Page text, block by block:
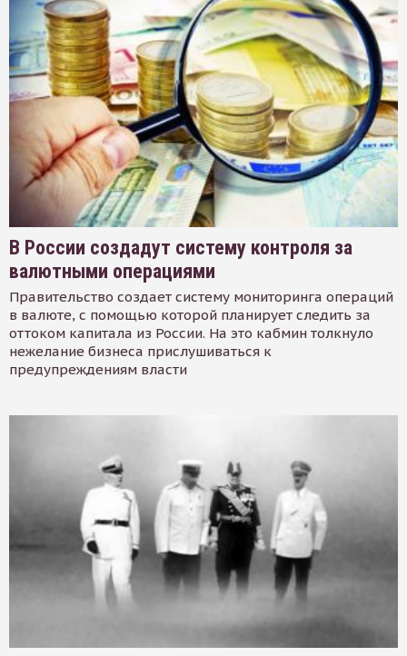
В России создадут систему контроля за
валютными операциями
Правительство создает систему мониторинга операций
в валюте, с помощью которой планирует следить за
оттоком капитала из России. На это кабмин толкнуло
нежелание бизнеса прислушиваться к
предупреждениям власти